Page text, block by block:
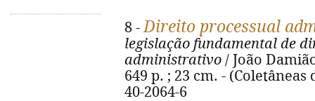
8 -Direito processual
legislação fundamental de
administrativo / João
649 p. ; 23 cm. - (Coletâneas
40-2064-6